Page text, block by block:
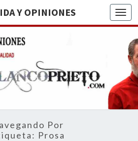
Y OPINIONES
DE
BREVE
RECORRIDO
VITAL Y
ACTUALIDAD
Por
Prosa